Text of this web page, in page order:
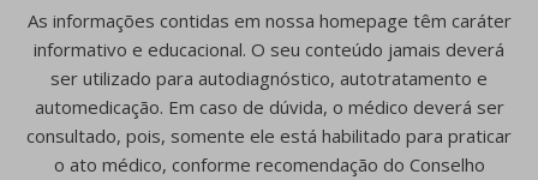
As informações contidas em nossa homepage têm caráter
informativo e educacional. O seu conteúdo jamais deverá
ser utilizado para autodiagnóstico, autotratamento e
automedicação. Em caso de dúvida, o médico deverá ser
consultado, pois, somente ele está habilitado para praticar
o ato médico, conforme recomendação do Conselho